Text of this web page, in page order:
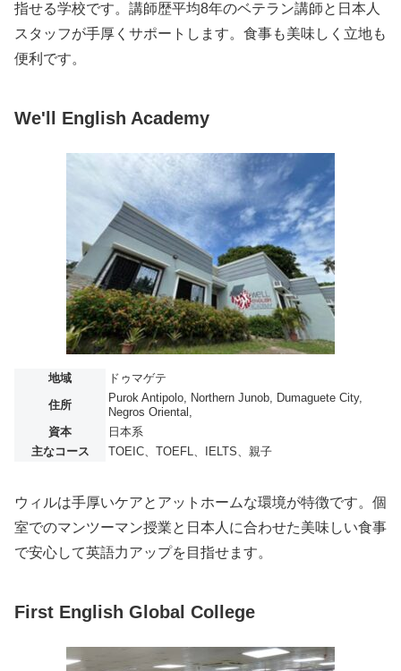
指せる学校です。講師歴平均8年のベテラン講師と日本人
スタッフが手厚くサポートします。食事も美味しく立地も
便利です。
We'll English Academy
地域
ドゥマゲテ
住所
Purok Antipolo, Northern Junob, Dumaguete City,
Negros Oriental,
資本
日本系
主なコース
TOEIC、TOEFL、IELTS、親子
ウィルは手厚いケアとアットホームな環境が特徴です。個
室でのマンツーマン授業と日本人に合わせた美味しい食事
で安心して英語力アップを目指せます。
First English Global College